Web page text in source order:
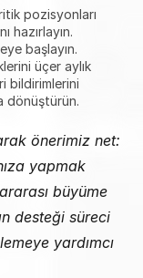
pozisyonları
hazırlayın.
başlayın.
üçer aylık
bildirimlerini
dönüştürün.
önerimiz net:
yapmak
büyüme
desteği süreci
yardımcı